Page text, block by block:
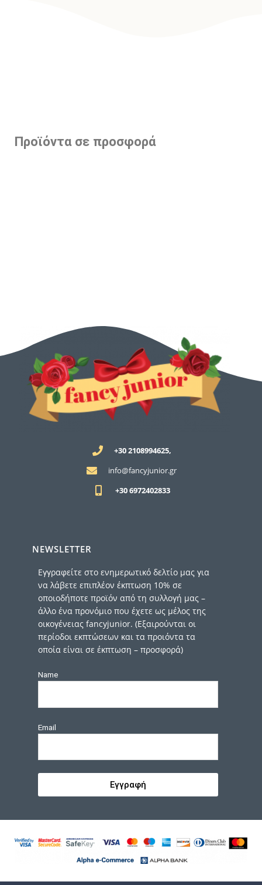
Προϊόντα σε προσφορά
+30 2108994625,
info@fancyjunior.gr
+30 6972402833
NEWSLETTER
Εγγραφείτε στο ενημερωτικό δελτίο μας για
να λάβετε επιπλέον έκπτωση 10% σε
οποιοδήποτε προϊόν από τη συλλογή μας –
άλλο ένα προνόμιο που έχετε ως μέλος της
οικογένειας fancyjunior. (Εξαιρούνται οι
περίοδοι εκπτώσεων και τα προιόντα τα
οποία είναι σε έκπτωση – προσφορά)
Name
Email
Εγγραφή